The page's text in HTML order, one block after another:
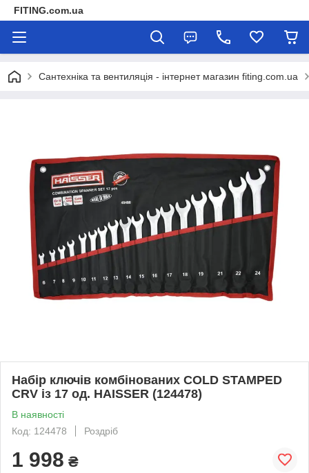
FITING.com.ua
Сантехніка та вентиляція - інтернет магазин fiting.com.ua
Набір ключів комбінованих COLD STAMPED
CRV із 17 од. HAISSER (124478)
В наявності
Код: 124478
Роздріб
1 998 ₴